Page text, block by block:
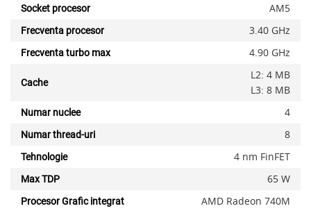
Socket procesor AM5
Frecventa procesor 3.40 GHz
Frecventa turbo max 4.90 GHz
Cache
L2: 4 MB
L3: 8 MB
Numar nuclee 4
Numar thread-uri 8
Tehnologie 4 nm FinFET
Max TDP 65 W
Procesor Grafic integrat AMD Radeon 740M